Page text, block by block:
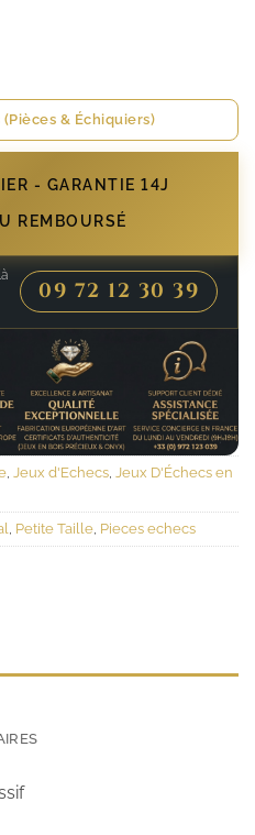
& Échiquiers)
- GARANTIE 14J
REMBOURSÉ
09 72 12 30 39
Jeux d'Echecs Jeux D'Échecs en
Petite Taille Pieces echecs